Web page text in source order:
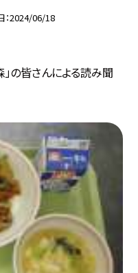
2024/06/18
の皆さんによる読み聞